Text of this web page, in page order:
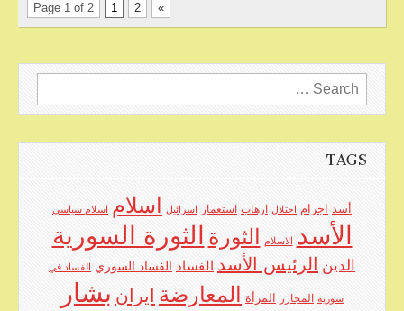
Page 1 of 2 1 2 »
Search
for:
TAGS
أسد اجرام احتلال ارهاب استعمار اسرائيل اسلام اسلام سياسي
الأسد الاسلام الثورة الثورة السورية
الدين الرئيس الأسد الفساد الفساد السوري الفساد في
سورية المجازر المرأة المعارضة ايران بشار